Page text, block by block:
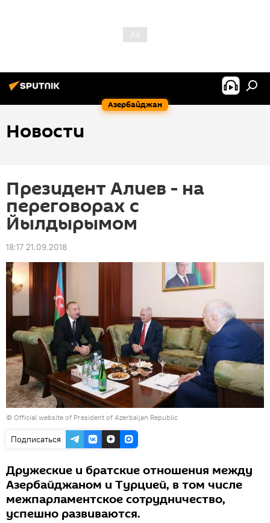
Азербайджан
Новости
Президент Алиев - на
переговорах с
Йылдырымом
18:17 21.09.2018
© Official website of President of Azerbaijan Republic
Подписаться
Дружеские и братские отношения между
Азербайджаном и Турцией, в том числе
межпарламентское сотрудничество,
успешно развиваются.